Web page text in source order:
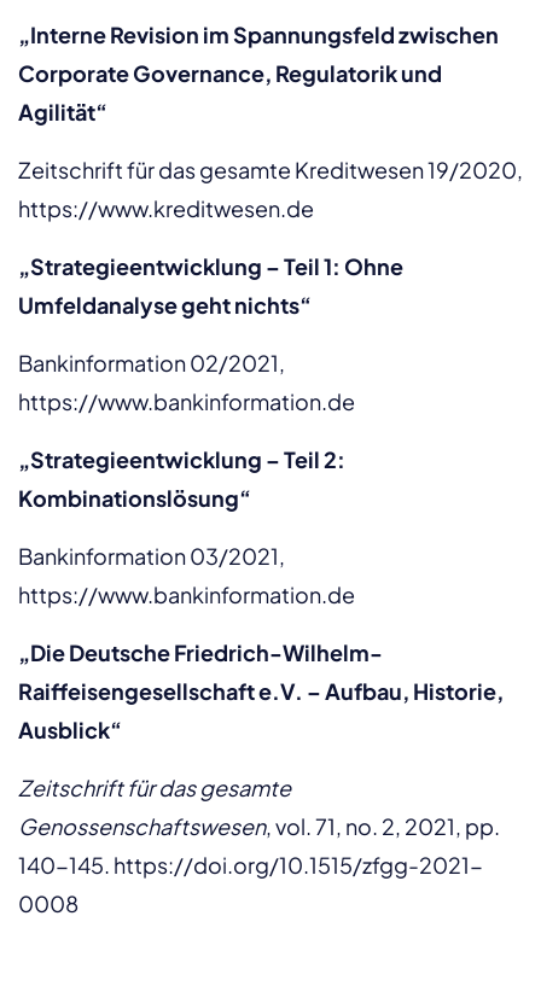
„Interne Revision im Spannungsfeld zwischen
Corporate Governance, Regulatorik und
Agilität“
Zeitschrift für das gesamte Kreditwesen 19/2020,
https://www.kreditwesen.de
„Strategieentwicklung – Teil 1: Ohne
Umfeldanalyse geht nichts“
Bankinformation 02/2021,
https://www.bankinformation.de
„Strategieentwicklung – Teil 2:
Kombinationslösung“
Bankinformation 03/2021,
https://www.bankinformation.de
„Die Deutsche Friedrich-Wilhelm-
Raiffeisengesellschaft e.V. – Aufbau, Historie,
Ausblick“
Zeitschrift für das gesamte
Genossenschaftswesen, vol. 71, no. 2, 2021, pp.
140-145. https://doi.org/10.1515/zfgg-2021-
0008